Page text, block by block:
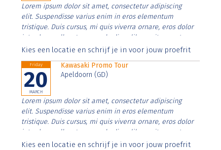
Lorem ipsum dolor sit amet, consectetur adipiscing
elit. Suspendisse varius enim in eros elementum
tristique. Duis cursus, mi quis viverra ornare, eros dolor
interdum nulla, ut commodo diam libero vitae erat.
Aenean faucibus nibh et justo cursus id rutrum lorem
Kies een locatie en schrijf je in voor jouw proefrit
Friday
20
MARCH
Kawasaki Promo Tour
Apeldoorn (GD)
Lorem ipsum dolor sit amet, consectetur adipiscing
elit. Suspendisse varius enim in eros elementum
tristique. Duis cursus, mi quis viverra ornare, eros dolor
interdum nulla, ut commodo diam libero vitae erat.
Aenean faucibus nibh et justo cursus id rutrum lorem
Kies een locatie en schrijf je in voor jouw proefrit